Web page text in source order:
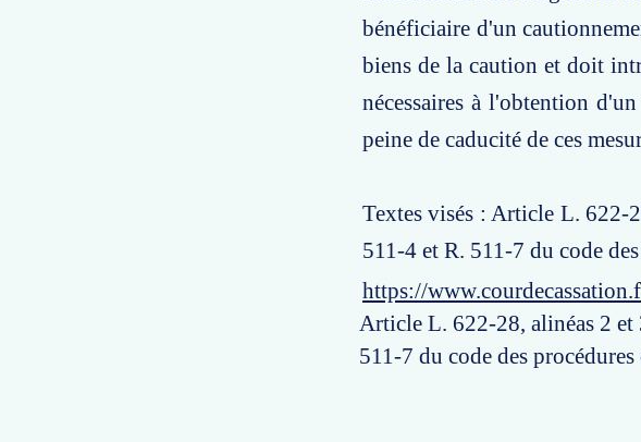
bénéficiaire d'un
biens de la caution et doit
nécessaires à l'obtention
peine de caducité de ces
Textes visés : Article L. 622-
511-4 et R. 511-7 du code
https://
Article L. 622-28, alinéas 2 et
511-7 du code des